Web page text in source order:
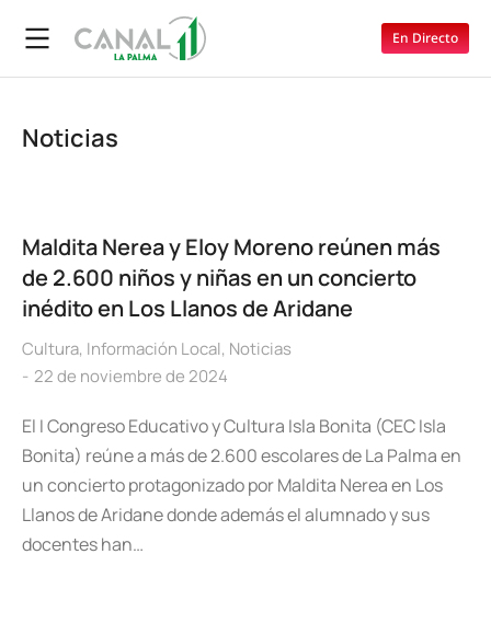
En Directo
Noticias
Maldita Nerea y Eloy Moreno reúnen más
de 2.600 niños y niñas en un concierto
inédito en Los Llanos de Aridane
Cultura, Información Local, Noticias
22 de noviembre de 2024
El I Congreso Educativo y Cultura Isla Bonita (CEC Isla
Bonita) reúne a más de 2.600 escolares de La Palma en
un concierto protagonizado por Maldita Nerea en Los
Llanos de Aridane donde además el alumnado y sus
docentes han…